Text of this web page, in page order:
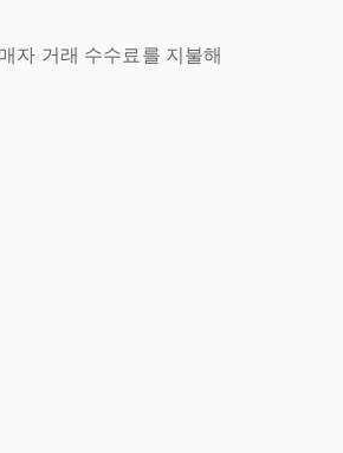
자 거래 수수료를 지불해